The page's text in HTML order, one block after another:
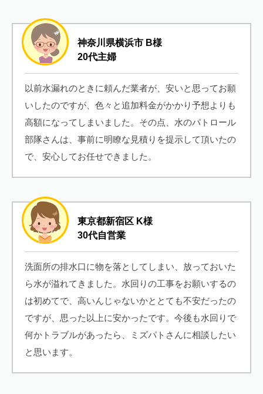
神奈川県横浜市 B様
20代主婦
以前水漏れのときに頼んだ業者が、安いと思ってお願
いしたのですが、色々と追加料金がかかり予想よりも
高額になってしまいました。その点、水のパトロール
部隊さんは、事前に明瞭な見積りを提示して頂いたの
で、安心してお任せできました。
東京都新宿区 K様
30代自営業
洗面所の排水口に物を落としてしまい、放っておいた
ら水が溢れてきました。水回りの工事をお願いするの
は初めてで、高いんじゃないかととても不安だったの
ですが、思った以上に安かったです。今後も水回りで
何かトラブルがあったら、ミズパトさんに相談したい
と思います。